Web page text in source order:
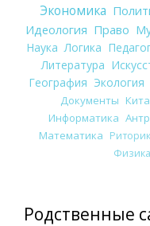
Экономика
Идеология Право
Наука Логика
Литература
География Экология
Документы
Информатика
Математика
Физика
Родственные